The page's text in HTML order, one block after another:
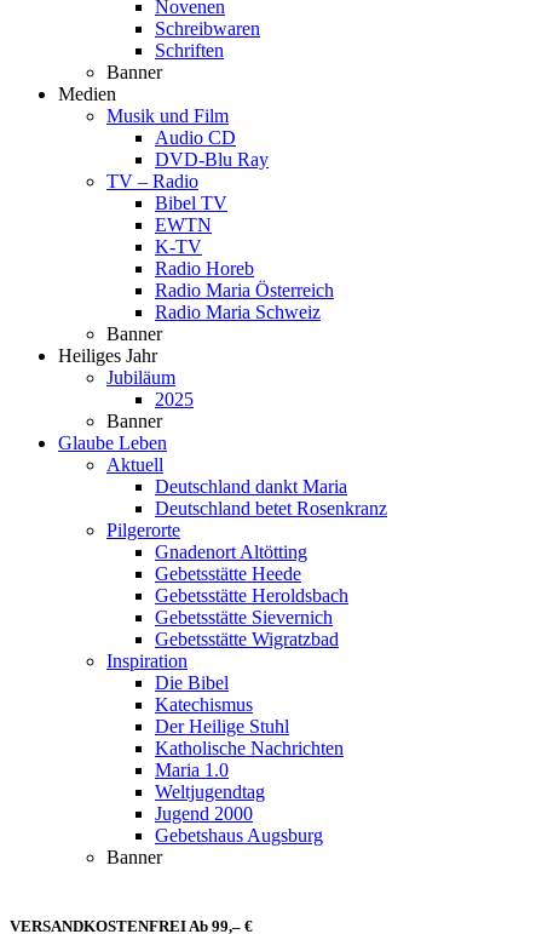
Novenen
Schreibwaren
Schriften
Banner
Medien
Musik und Film
Audio CD
DVD-Blu Ray
TV – Radio
Bibel TV
EWTN
K-TV
Radio Horeb
Radio Maria Österreich
Radio Maria Schweiz
Banner
Heiliges Jahr
Jubiläum
2025
Banner
Glaube Leben
Aktuell
Deutschland dankt Maria
Deutschland betet Rosenkranz
Pilgerorte
Gnadenort Altötting
Gebetsstätte Heede
Gebetsstätte Heroldsbach
Gebetsstätte Sievernich
Gebetsstätte Wigratzbad
Inspiration
Die Bibel
Katechismus
Der Heilige Stuhl
Katholische Nachrichten
Maria 1.0
Weltjugendtag
Jugend 2000
Gebetshaus Augsburg
Banner
VERSANDKOSTENFREI Ab 99,– €